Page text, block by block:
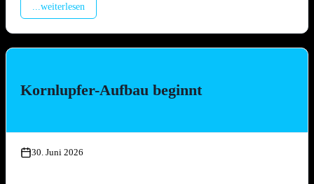
Vereinshalle).
Verkabelung (Hauptaufbautag !!)
Aufbau Bühne, Herstellung Tzatziki (Vereinsküche Saline)
...weiterlesen
Kornlupfer-Aufbau beginnt
30. Juni 2026